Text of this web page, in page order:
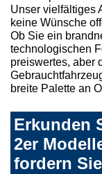
Unser vielfältiges
keine Wünsche
Ob Sie ein
technologischen
preiswertes, aber
breite Palette an
Erkunden
2er
fordern